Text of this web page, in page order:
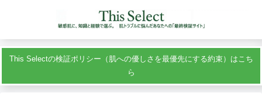
This Selectの検証ポリシー（肌への優しさを最優先にする約束）はこち
ら